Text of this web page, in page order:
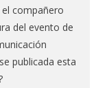
compañero
del evento de
publicada esta